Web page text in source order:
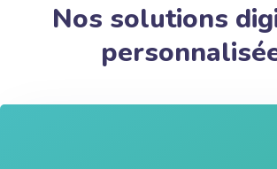
Nos solutions